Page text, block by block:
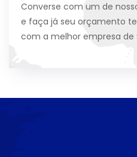
Converse com um de
e faça já seu orçamento
com a melhor empresa de